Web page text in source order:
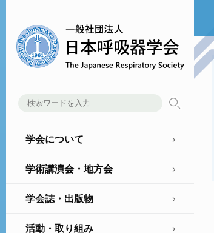
学会について
学術講演会・地方会
学会誌・出版物
活動・取り組み